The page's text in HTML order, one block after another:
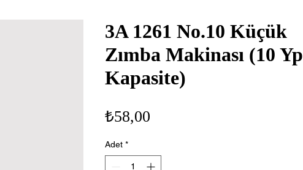
3A 1261 No.10 Küçük
Zımba Makinası (10 Yp
Kapasite)
₺58,00
Adet *